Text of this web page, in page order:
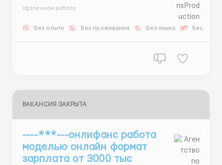
Работай в любое время, не привязываясь к офису! 🌎
перспективы. 🚀 Все для твоего успеха: контент и
Удаленная работа
Без опыта Без проживания Без языка
ВАКАНСИЯ ЗАКРЫТА
----***---онлифанс работа
моделью онлайн формат
зарплата от 3000 тыс